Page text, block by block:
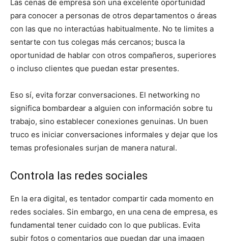
Las cenas de empresa son una excelente oportunidad
para conocer a personas de otros departamentos o áreas
con las que no interactúas habitualmente. No te limites a
sentarte con tus colegas más cercanos; busca la
oportunidad de hablar con otros compañeros, superiores
o incluso clientes que puedan estar presentes.
Eso sí, evita forzar conversaciones. El networking no
significa bombardear a alguien con información sobre tu
trabajo, sino establecer conexiones genuinas. Un buen
truco es iniciar conversaciones informales y dejar que los
temas profesionales surjan de manera natural.
Controla las redes sociales
En la era digital, es tentador compartir cada momento en
redes sociales. Sin embargo, en una cena de empresa, es
fundamental tener cuidado con lo que publicas. Evita
subir fotos o comentarios que puedan dar una imagen